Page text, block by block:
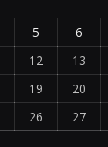
5 6
12 13
19 20
26 27